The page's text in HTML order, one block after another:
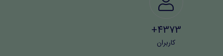
4373+
کاربران